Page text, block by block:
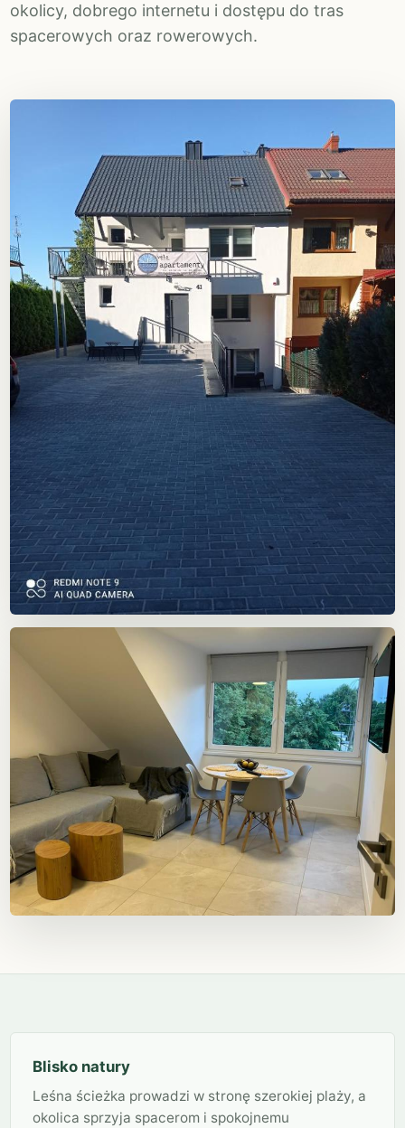
okolicy, dobrego internetu i dostępu do tras
spacerowych oraz rowerowych.
Blisko natury
Leśna ścieżka prowadzi w stronę szerokiej plaży, a
okolica sprzyja spacerom i spokojnemu